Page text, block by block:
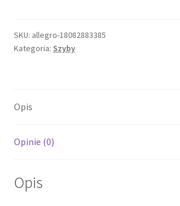
7057AK
PIAGGIO
i
/
125-
SKU: allegro-18082883385
Kategoria: Szyby
Opis
Opinie (0)
Opis